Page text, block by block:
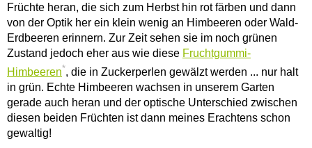
Früchte heran, die sich zum Herbst hin rot färben und dann
von der Optik her ein klein wenig an Himbeeren oder Wald-
Erdbeeren erinnern. Zur Zeit sehen sie im noch grünen
Zustand jedoch eher aus wie diese Fruchtgummi-
Himbeeren*, die in Zuckerperlen gewälzt werden ... nur halt
in grün. Echte Himbeeren wachsen in unserem Garten
gerade auch heran und der optische Unterschied zwischen
diesen beiden Früchten ist dann meines Erachtens schon
gewaltig!